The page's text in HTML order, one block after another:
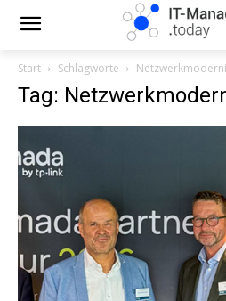
Start Schlagworte
Tag: